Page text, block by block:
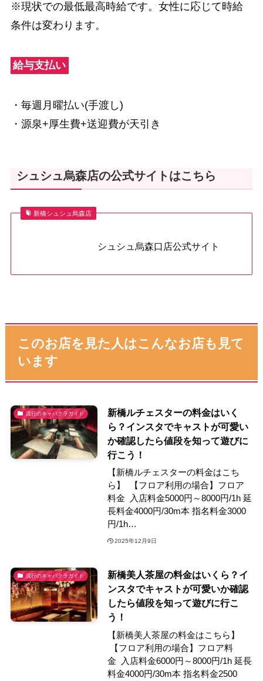
※現状での最低最高時給です。女性に応じて時給
条件は変わります。
給与支払い
・毎週月曜払い(手渡し)
・源泉+厚生費+送迎費が天引き
シュシュ烏森店の公式サイトはこちら
新橋シュシュ烏森店
シュシュ烏森口店公式サイト
このお店を見た人はこんなお店も見て
います
流行のキャバクラガイド
新橋ルチェスターの料金はいく
ら？インスタでキャストが可愛い
か確認したら値段を知って遊びに
行こう！
【新橋ルチェスターの料金はこち
ら】 【フロア利用の場合】フロア
料金 入店料金5000円～8000円/1h 延
長料金4000円/30m本 指名料金3000
円/1h…
2025年12月9日
流行のキャバクラガイド
新橋美人茶屋の料金はいくら？イ
ンスタでキャストが可愛いか確認
したら値段を知って遊びに行こ
う！
【新橋美人茶屋の料金はこちら】
【フロア利用の場合】フロア料
金 入店料金6000円～8000円/1h 延長
料金4000円/30m本 指名料金2500